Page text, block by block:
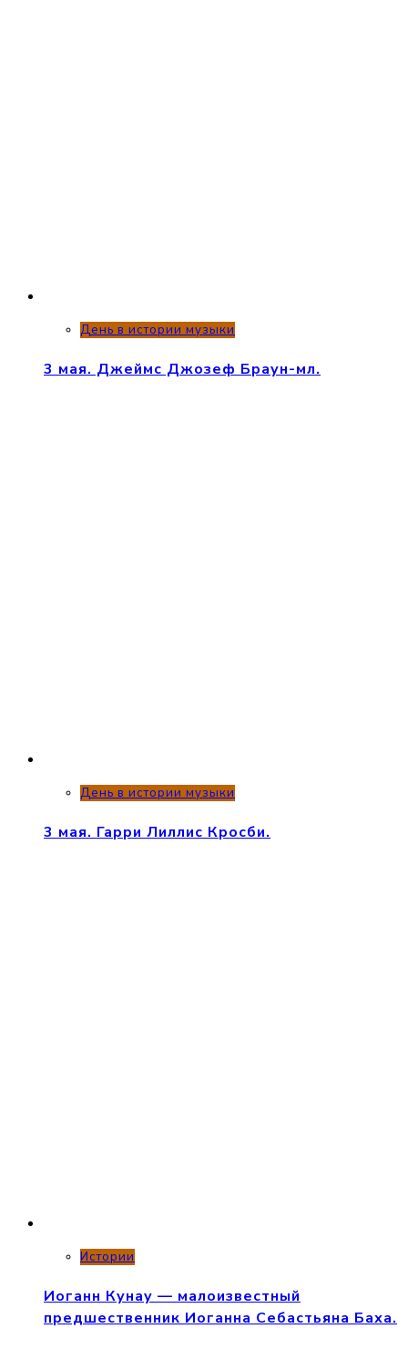
День в истории музыки
3 мая. Джеймс Джозеф Браун-мл.
День в истории музыки
3 мая. Гарри Лиллис Кросби.
Истории
Иоганн Кунау — малоизвестный
предшественник Иоганна Себастьяна Баха.